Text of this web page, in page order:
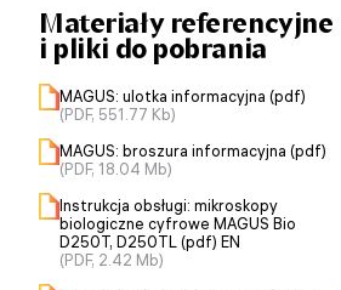
Materiały referencyjne
i pliki do pobrania
MAGUS: ulotka informacyjna (pdf)
(PDF, 551.77 Kb)
MAGUS: broszura informacyjna (pdf)
(PDF, 18.04 Mb)
Instrukcja obsługi: mikroskopy
biologiczne cyfrowe MAGUS Bio
D250T, D250TL (pdf) EN
(PDF, 2.42 Mb)